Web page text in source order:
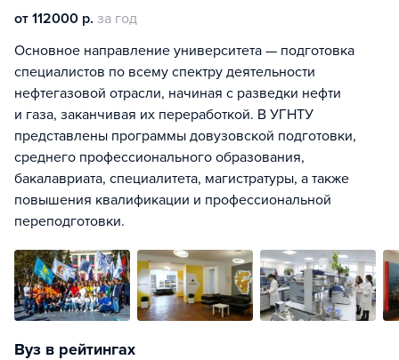
от 112000 р. за год
Основное направление университета — подготовка
специалистов по всему спектру деятельности
нефтегазовой отрасли, начиная с разведки нефти
и газа, заканчивая их переработкой. В УГНТУ
представлены программы довузовской подготовки,
среднего профессионального образования,
бакалавриата, специалитета, магистратуры, а также
повышения квалификации и профессиональной
переподготовки.
Вуз в рейтингах